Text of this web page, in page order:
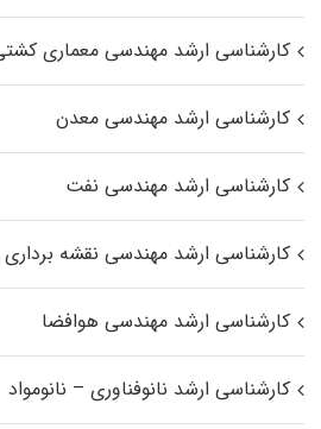
کارشناسی ارشد مهندسی معماری
کارشناسی ارشد مهندسی معدن
کارشناسی ارشد مهندسی نفت
کارشناسی ارشد مهندسی نقشه برداری
کارشناسی ارشد مهندسی هوافضا
کارشناسی ارشد نانوفناوری – نانومواد